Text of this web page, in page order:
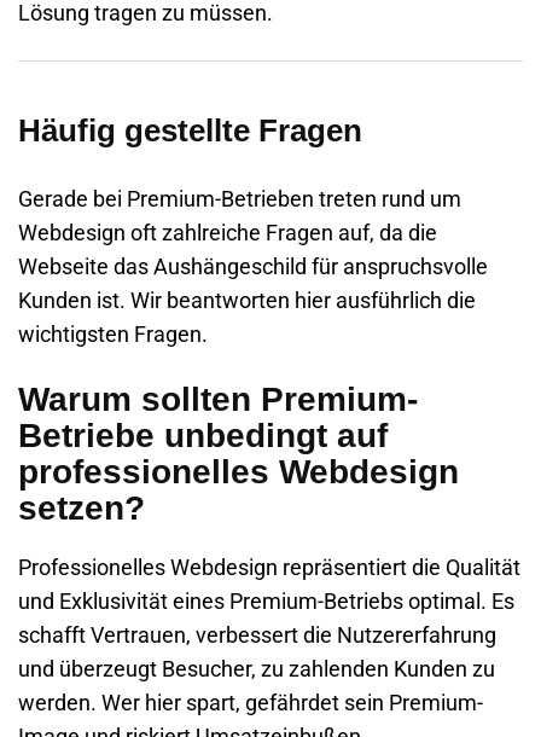
Lösung tragen zu müssen.
Häufig gestellte Fragen
Gerade bei Premium-Betrieben treten rund um
Webdesign oft zahlreiche Fragen auf, da die
Webseite das Aushängeschild für anspruchsvolle
Kunden ist. Wir beantworten hier ausführlich die
wichtigsten Fragen.
Warum sollten Premium-
Betriebe unbedingt auf
professionelles Webdesign
setzen?
Professionelles Webdesign repräsentiert die Qualität
und Exklusivität eines Premium-Betriebs optimal. Es
schafft Vertrauen, verbessert die Nutzererfahrung
und überzeugt Besucher, zu zahlenden Kunden zu
werden. Wer hier spart, gefährdet sein Premium-